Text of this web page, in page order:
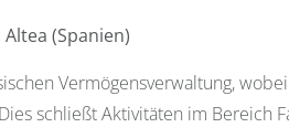
(Spanien)
Vermögensverwaltung,
schließt Aktivitäten im Bereich